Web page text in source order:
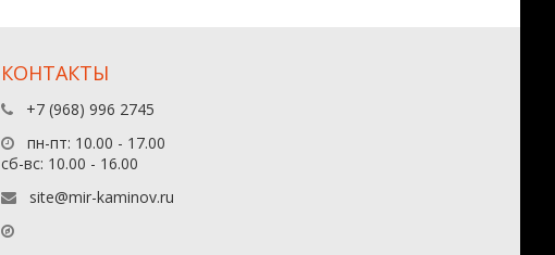
КОНТАКТЫ
+7 (968) 996 2745
пн-пт: 10.00 - 17.00
сб-вс: 10.00 - 16.00
site@mir-kaminov.ru